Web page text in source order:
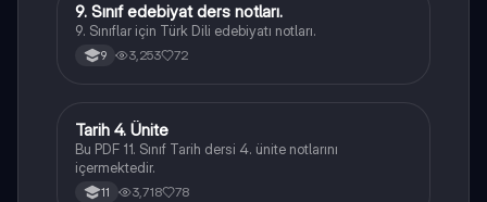
Türk Dili ve Edebiyatı
9. Sınıf edebiyat ders notları.
9. Sınıflar için Türk Dili edebiyatı notları.
9 3,253 72
Tarih
Tarih 4. Ünite
Bu PDF 11. Sınıf Tarih dersi 4. ünite notlarını
içermektedir.
11 3,718 78